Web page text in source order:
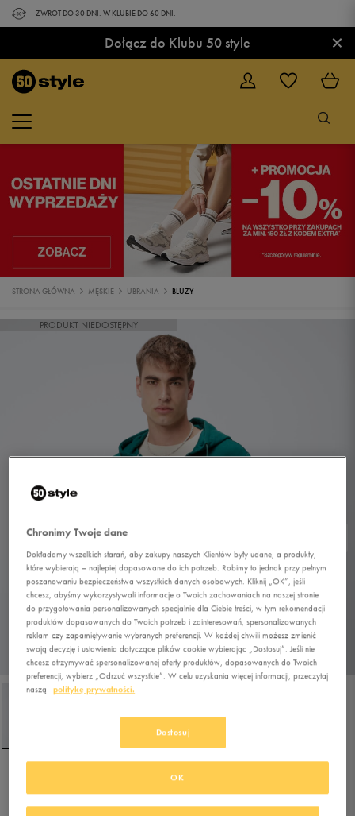
ZWROT DO 30 DNI. W KLUBIE DO 60 DNI.
Dołącz do Klubu 50 style ×
STRONA GŁÓWNA MĘSKIE UBRANIA BLUZY
PRODUKT NIEDOSTĘPNY
ROZPINANA Z KAPTUREM
Chronimy Twoje dane
Dokładamy wszelkich starań, aby zakupy naszych Klientów były udane, a produkty,
które wybierają – najlepiej dopasowane do ich potrzeb. Robimy to jednak przy pełnym
poszanowaniu bezpieczeństwa wszystkich danych osobowych. Kliknij „OK”, jeśli
chcesz, abyśmy wykorzystywali informacje o Twoich zachowaniach na naszej stronie
do przygotowania personalizowanych specjalnie dla Ciebie treści, w tym rekomendacji
produktów dopasowanych do Twoich potrzeb i zainteresowań, spersonalizowanych
reklam czy zapamiętywanie wybranych preferencji. W każdej chwili możesz zmienić
swoją decyzję i ustawienia dotyczące plików cookie wybierając „Dostosuj”. Jeśli nie
chcesz otrzymywać spersonalizowanej oferty produktów, dopasowanych do Twoich
preferencji, wybierz „Odrzuć wszystkie”. W celu uzyskania więcej informacji, przeczytaj
naszą
politykę prywatności.
Dostosuj
OK